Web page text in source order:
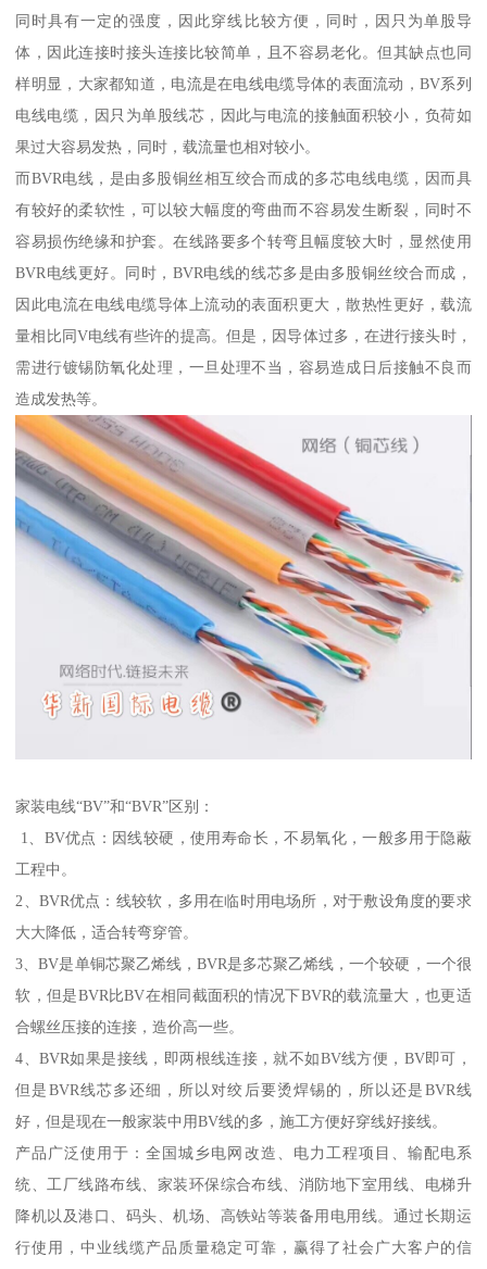
同时具有一定的强度，因此穿线比较方便，同时，因只为单股导
体，因此连接时接头连接比较简单，且不容易老化。但其缺点也同
样明显，大家都知道，电流是在电线电缆导体的表面流动，BV系列
电线电缆，因只为单股线芯，因此与电流的接触面积较小，负荷如
果过大容易发热，同时，载流量也相对较小。
而BVR电线，是由多股铜丝相互绞合而成的多芯电线电缆，因而具
有较好的柔软性，可以较大幅度的弯曲而不容易发生断裂，同时不
容易损伤绝缘和护套。在线路要多个转弯且幅度较大时，显然使用
BVR电线更好。同时，BVR电线的线芯多是由多股铜丝绞合而成，
因此电流在电线电缆导体上流动的表面积更大，散热性更好，载流
量相比同V电线有些许的提高。但是，因导体过多，在进行接头时，
需进行镀锡防氧化处理，一旦处理不当，容易造成日后接触不良而
造成发热等。
家装电线“BV”和“BVR”区别：
1、BV优点：因线较硬，使用寿命长，不易氧化，一般多用于隐蔽
工程中。
2、BVR优点：线较软，多用在临时用电场所，对于敷设角度的要求
大大降低，适合转弯穿管。
3、BV是单铜芯聚乙烯线，BVR是多芯聚乙烯线，一个较硬，一个很
软，但是BVR比BV在相同截面积的情况下BVR的载流量大，也更适
合螺丝压接的连接，造价高一些。
4、BVR如果是接线，即两根线连接，就不如BV线方便，BV即可，
但是BVR线芯多还细，所以对绞后要烫焊锡的，所以还是BVR线
好，但是现在一般家装中用BV线的多，施工方便好穿线好接线。
产品广泛使用于：全国城乡电网改造、电力工程项目、输配电系
统、工厂线路布线、家装环保综合布线、消防地下室用线、电梯升
降机以及港口、码头、机场、高铁站等装备用电用线。通过长期运
行使用，中业线缆产品质量稳定可靠，赢得了社会广大客户的信